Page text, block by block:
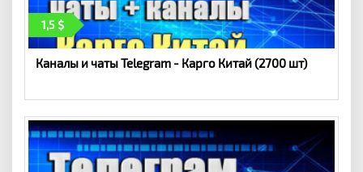
1,5
Каналы и чаты Telegram - Карго Китай (2700 шт)